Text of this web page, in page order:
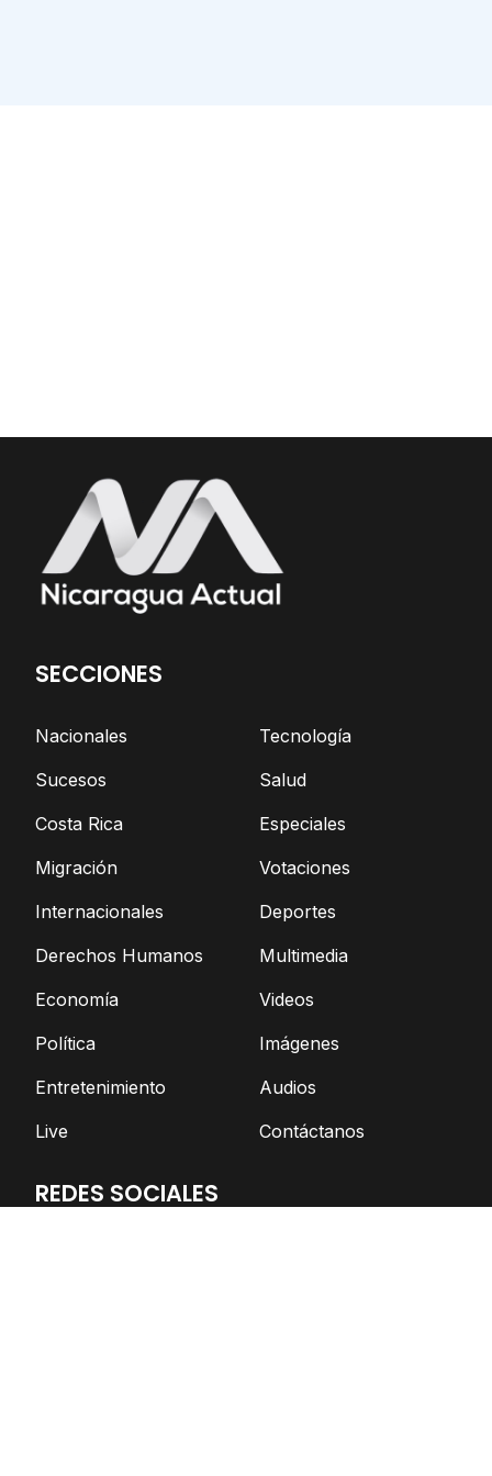
SECCIONES
Nacionales
Sucesos
Costa Rica
Migración
Internacionales
Derechos Humanos
Economía
Política
Entretenimiento
Live
Tecnología
Salud
Especiales
Votaciones
Deportes
Multimedia
Videos
Imágenes
Audios
Contáctanos
REDES SOCIALES